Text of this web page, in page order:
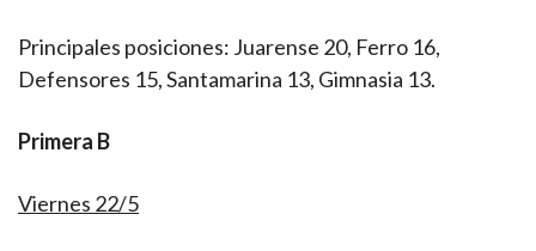
Principales posiciones: Juarense 20, Ferro 16,
Defensores 15, Santamarina 13, Gimnasia 13.
Primera B
Viernes 22/5